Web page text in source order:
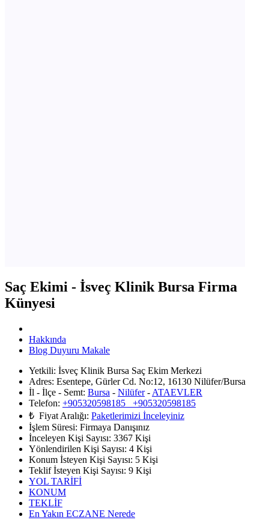
Saç Ekimi - İsveç Klinik Bursa Firma
Künyesi
Hakkında
Blog Duyuru Makale
Yetkili: İsveç Klinik Bursa Saç Ekim Merkezi
Adres: Esentepe, Gürler Cd. No:12, 16130 Nilüfer/Bursa
İl - İlçe - Semt: Bursa - Nilüfer- ATAEVLER
Telefon: +905320598185 +905320598185
₺ Fiyat Aralığı: Paketlerimizi İnceleyiniz
İşlem Süresi: Firmaya Danışınız
İnceleyen Kişi Sayısı: 3367 Kişi
Yönlendirilen Kişi Sayısı: 4 Kişi
Konum İsteyen Kişi Sayısı: 5 Kişi
Teklif İsteyen Kişi Sayısı: 9 Kişi
YOL TARİFİ
KONUM
TEKLİF
En Yakın ECZANE Nerede